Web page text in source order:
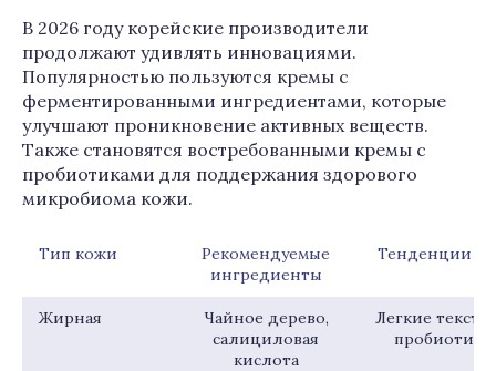
В 2026 году корейские производители
продолжают удивлять инновациями.
Популярностью пользуются кремы с
ферментированными ингредиентами, которые
улучшают проникновение активных веществ.
Также становятся востребованными кремы с
пробиотиками для поддержания здорового
микробиома кожи.
Тип кожи
Рекомендуемые
ингредиенты
Тенденции
Жирная
Чайное дерево,
салициловая
кислота
Легкие
пробиотики